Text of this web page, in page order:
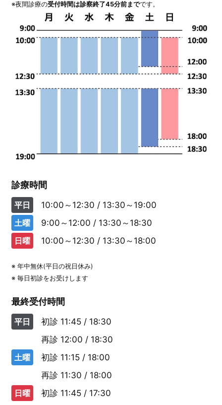
※夜間診療の受付時間は診察終了45分前までです。
診療時間
平日
10:00～12:30 / 13:30～19:00
土曜
9:00～12:00 / 13:30～18:30
日曜
10:00～12:30 / 13:30～18:00
※ 年中無休(平日の祝日休み)
※ 毎日初診をお受けします
最終受付時間
平日 初診 11:45 / 18:30
再診 12:00 / 18:30
土曜
初診 11:15 / 18:00
再診 11:30 / 18:00
日曜
初診 11:45 / 17:30